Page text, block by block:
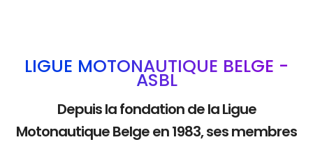
LIGUE MOTONAUTIQUE BELGE -
ASBL
Depuis la fondation de la Ligue
Motonautique Belge en 1983, ses membres